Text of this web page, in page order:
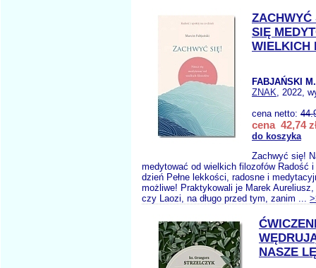
ZACHWYĆ
SIĘ
WIELKICH
FABJAŃSKI M.
ZNAK, 2022,
cena netto:
cena 42,74
do koszyka
Zachwyć się!
medytować od wielkich filozofów Radość
dzień Pełne lekkości, radosne i
możliwe! Praktykowali je Marek
czy Laozi, na długo przed tym, zanim ...
NASZE